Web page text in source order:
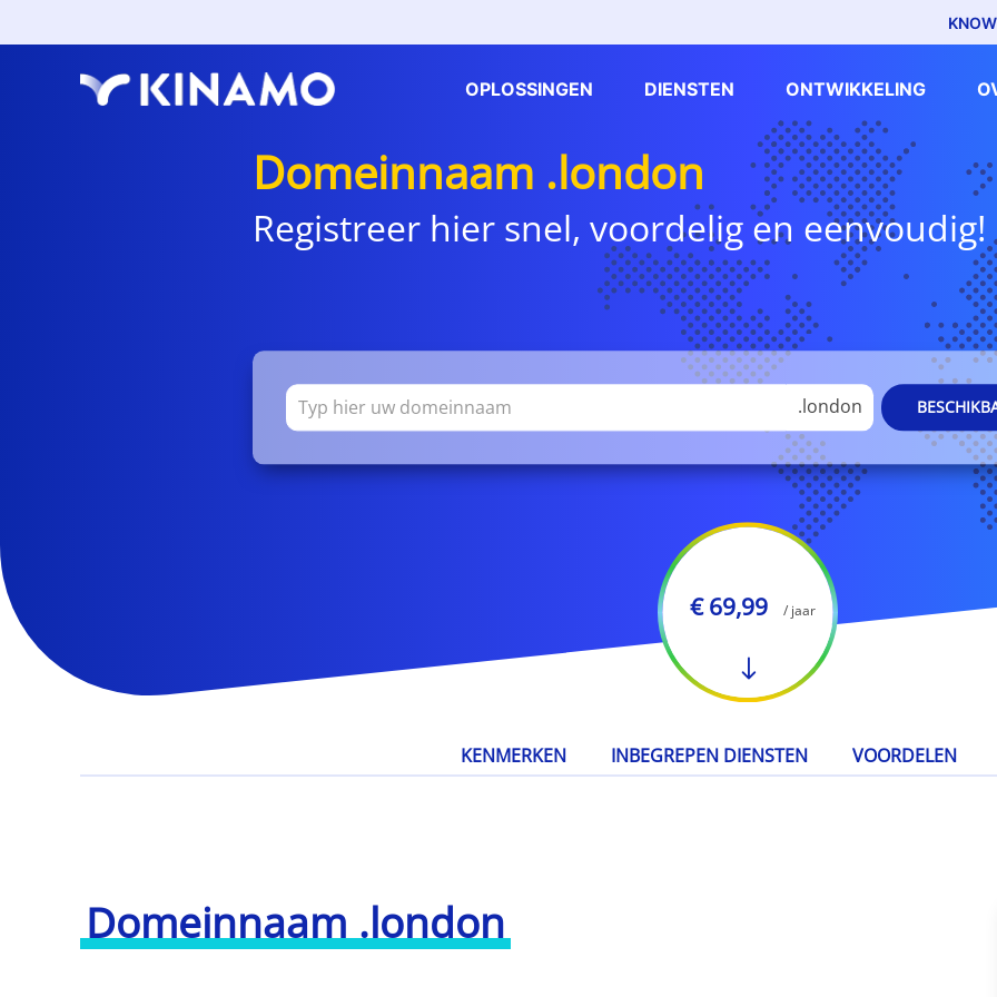
OPLOSSINGEN DIENSTEN ONTWIKKELING
Domeinnaam .london
Registreer hier snel, voordelig en eenvoudig!
.london
€ 69,99 / jaar
KENMERKEN INBEGREPEN DIENSTEN VOORDELEN
Domeinnaam .london